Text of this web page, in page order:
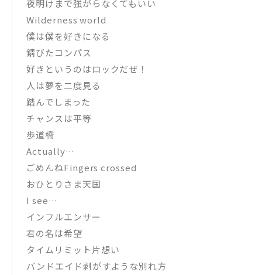
夜明けまで強がらなくてもいい
Wilderness world
僕は僕を好きになる
錆びたコンパス
好きというのはロックだぜ！
人は夢を二度見る
踏んでしまった
チャンスは平等
歩道橋
Actually…
ごめんねFingers crossed
おひとりさま天国
I see…
インフルエンサー
君の名は希望
タイムリミット片想い
バンドエイド剥がすような別れ方